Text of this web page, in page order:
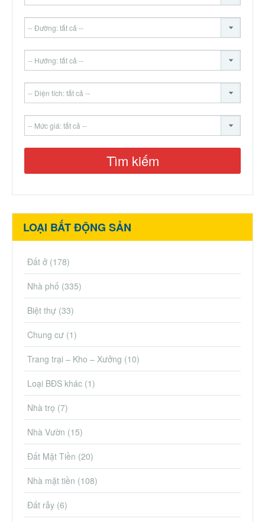
LOẠI BẤT ĐỘNG SẢN
Đất ở (178)
Nhà phố (335)
Biệt thự (33)
Chung cư (1)
Trang trại – Kho – Xưởng (10)
Loại BĐS khác (1)
Nhà trọ (7)
Nhà Vườn (15)
Đất Mặt Tiền (20)
Nhà mặt tiền (108)
Đất rẫy (6)